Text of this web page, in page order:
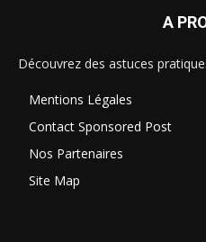
A
Découvrez des astuces
Mentions Légales
Contact Sponsored Post
Nos Partenaires
Site Map